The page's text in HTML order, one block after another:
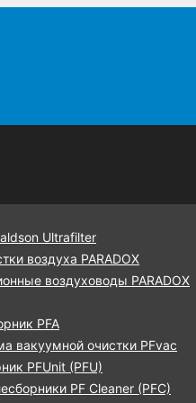
Ultrafilter
воздуха PARADOX
воздуховоды PARADOX
PFA
вакуумной очистки PFvac
PFUnit (PFU)
PF Cleaner (PFC)